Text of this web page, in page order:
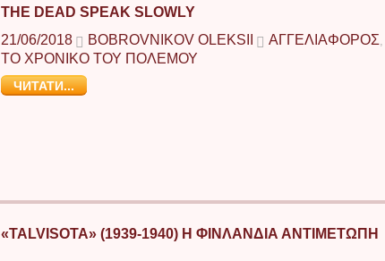
THE DEAD SPEAK SLOWLY
21/06/2018
BOBROVNIKOV OLEKSII ΑΓΓΕΛΙΑΦΟΡΟΣ,
ΤΟ ΧΡΟΝΙΚΟ ΤΟΥ ΠΟΛΕΜΟΥ
ЧИТАТИ...
«TALVISOTA» (1939-1940) Η ΦΙΝΛΑΝΔΙΑ ΑΝΤΙΜΕΤΩΠΗ